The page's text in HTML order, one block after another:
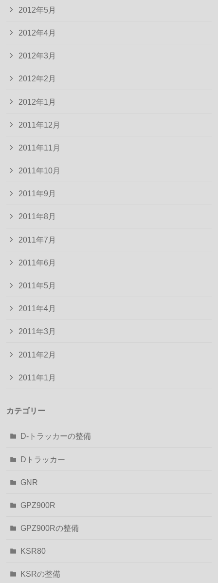
2012年5月
2012年4月
2012年3月
2012年2月
2012年1月
2011年12月
2011年11月
2011年10月
2011年9月
2011年8月
2011年7月
2011年6月
2011年5月
2011年4月
2011年3月
2011年2月
2011年1月
カテゴリー
D-トラッカーの整備
Dトラッカー
GNR
GPZ900R
GPZ900Rの整備
KSR80
KSRの整備